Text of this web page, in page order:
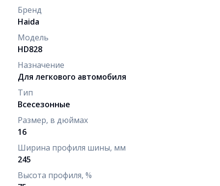
Бренд
Haida
Модель
HD828
Назначение
Для легкового автомобиля
Тип
Всесезонные
Размер, в дюймах
16
Ширина профиля шины, мм
245
Высота профиля, %